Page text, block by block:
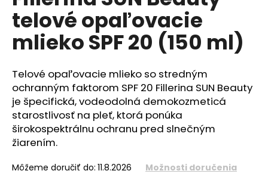
0,0
z
5
hviezdičiek.
telové opaľovacie
mlieko SPF 20 (150 ml)
Telové opaľovacie mlieko so stredným
ochranným faktorom SPF 20 Fillerina SUN Beauty
je špecifická, vodeodolná demokozmeticá
starostlivosť na pleť, ktorá ponúka
širokospektrálnu ochranu pred slnečným
žiarením.
Môžeme doručiť do: 11.8.2026 Možnosti doručenia
á
j
s
?